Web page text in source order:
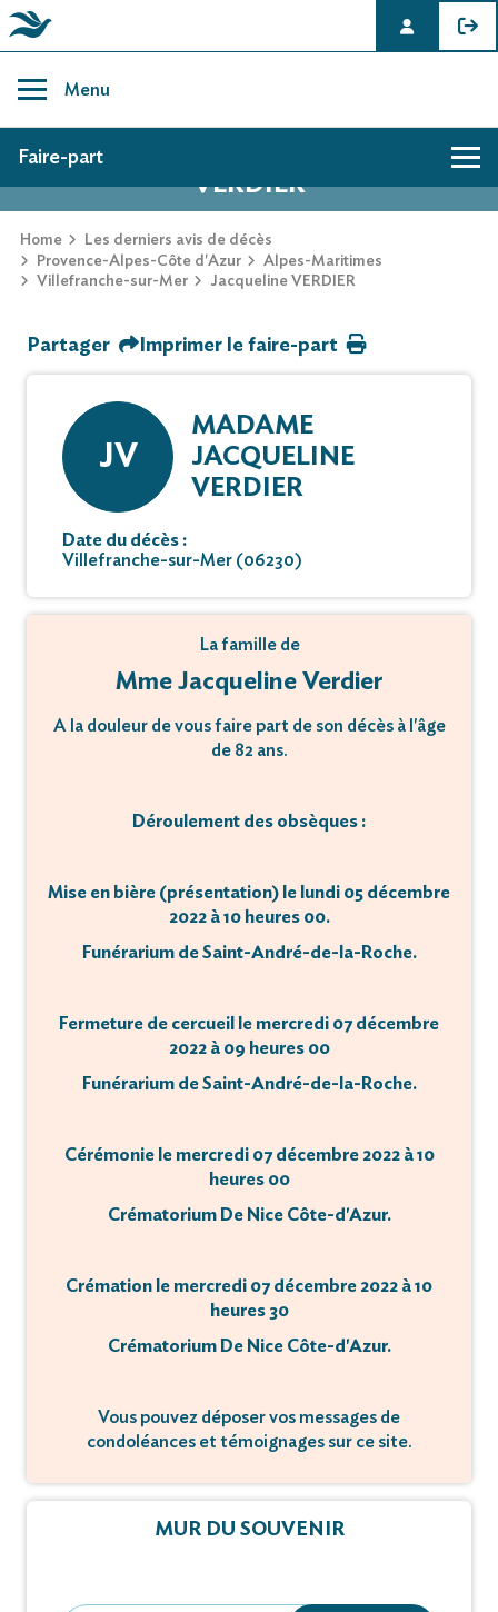
content
Menu
AVIS DE DÉCÈS DE JACQUELINE
VERDIER
Home
Les derniers avis de décès
Provence-Alpes-Côte d'Azur
Alpes-Maritimes
Villefranche-sur-Mer
Jacqueline VERDIER
Faire-part
Faire-part
Partager Imprimer le faire-part
JV
MADAME
JACQUELINE
VERDIER
Date du décès :
Villefranche-sur-Mer (06230)
La famille de
Mme Jacqueline Verdier
A la douleur de vous faire part de son décès à l'âge
de 82 ans.
Déroulement des obsèques :
Mise en bière (présentation) le lundi 05 décembre
2022 à 10 heures 00.
Funérarium de Saint-André-de-la-Roche.
Fermeture de cercueil le mercredi 07 décembre
2022 à 09 heures 00
Funérarium de Saint-André-de-la-Roche.
Cérémonie le mercredi 07 décembre 2022 à 10
heures 00
Crématorium De Nice Côte-d'Azur.
Crémation le mercredi 07 décembre 2022 à 10
heures 30
Crématorium De Nice Côte-d'Azur.
Vous pouvez déposer vos messages de
condoléances et témoignages sur ce site.
MUR DU SOUVENIR